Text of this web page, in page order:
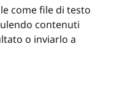
come file di testo
contenuti
o inviarlo a